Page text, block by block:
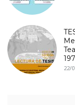
22/